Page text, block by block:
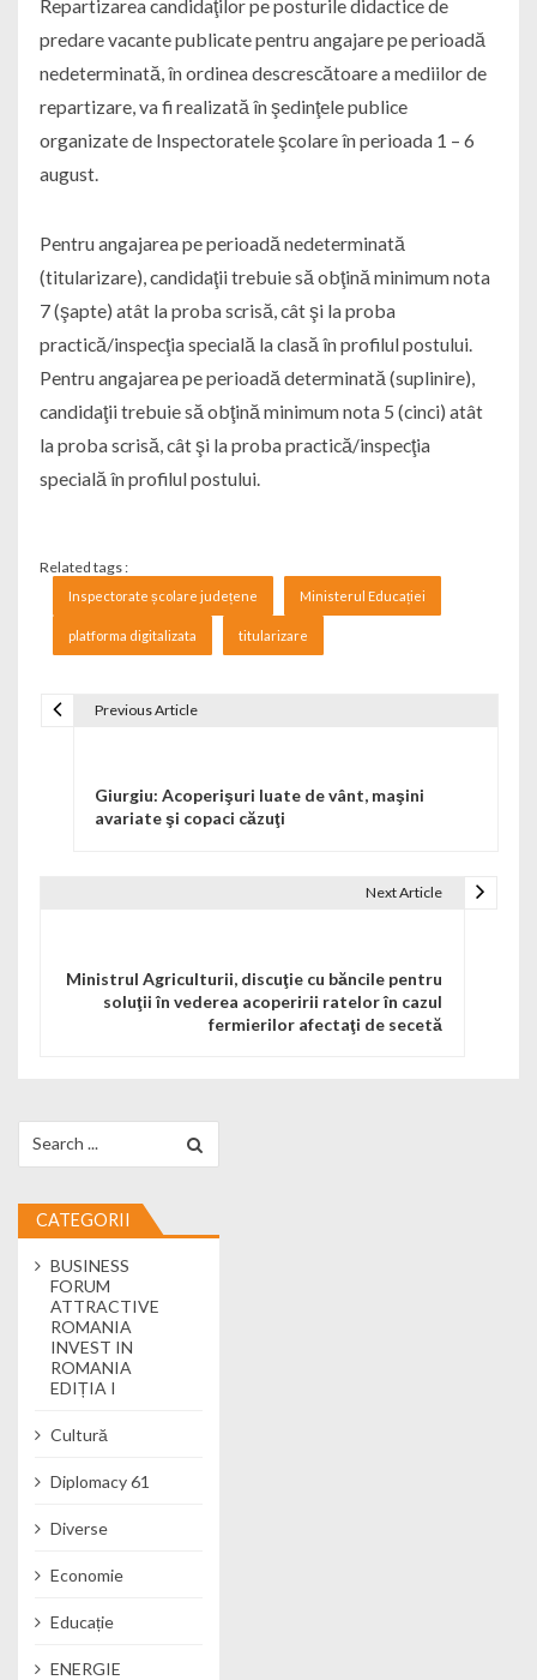
Repartizarea candidaţilor pe posturile didactice de
predare vacante publicate pentru angajare pe perioadă
nedeterminată, în ordinea descrescătoare a mediilor de
repartizare, va fi realizată în şedinţele publice
organizate de Inspectoratele şcolare în perioada 1 – 6
august.
Pentru angajarea pe perioadă nedeterminată
(titularizare), candidaţii trebuie să obţină minimum nota
7 (şapte) atât la proba scrisă, cât şi la proba
practică/inspecţia specială la clasă în profilul postului.
Pentru angajarea pe perioadă determinată (suplinire),
candidaţii trebuie să obţină minimum nota 5 (cinci) atât
la proba scrisă, cât şi la proba practică/inspecţia
specială în profilul postului.
Related tags :
Inspectorate școlare județene Ministerul Educației
platforma digitalizata titularizare
Previous Article
Giurgiu: Acoperişuri luate de vânt, maşini
avariate şi copaci căzuţi
Next Article
Ministrul Agriculturii, discuţie cu băncile pentru
soluţii în vederea acoperirii ratelor în cazul
fermierilor afectaţi de secetă
CATEGORII
BUSINESS
FORUM
ATTRACTIVE
ROMANIA
INVEST IN
ROMANIA
EDIȚIA I
Cultură
Diplomacy 61
Diverse
Economie
Educație
ENERGIE